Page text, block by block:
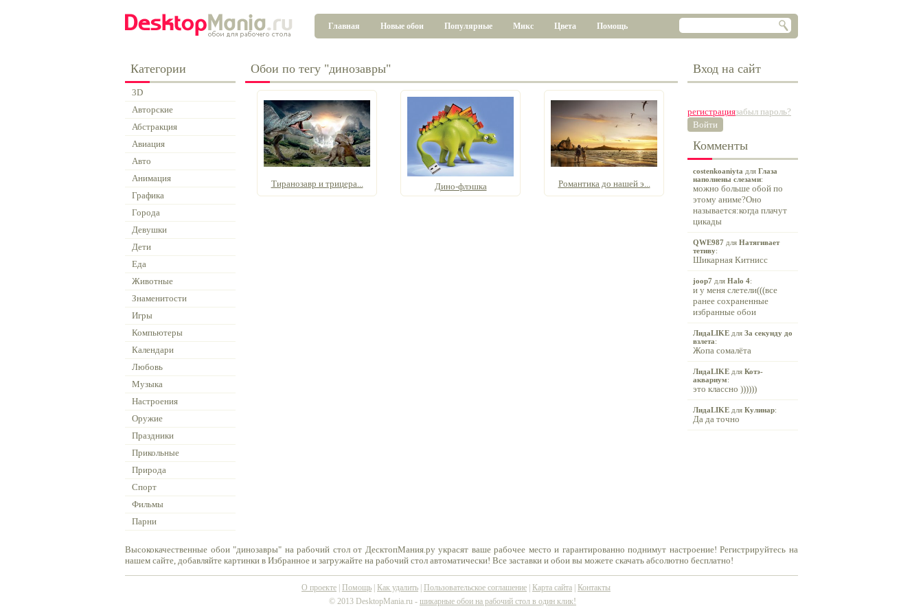
Главная Новые обои Популярные Микс Цвета Помощь
Категории
3D
Авторские
Абстракция
Авиация
Авто
Анимация
Графика
Города
Девушки
Дети
Еда
Животные
Знаменитости
Игры
Компьютеры
Календари
Любовь
Музыка
Настроения
Оружие
Праздники
Прикольные
Природа
Спорт
Фильмы
Парни
Обои по тегу "динозавры"
Тиранозавр и трицера... Дино-флэшка Романтика до нашей э...
Вход на сайт
регистрациязабыл пароль?
Войти
Комменты
costenkoaniyta для Глаза
наполнены слезами:
можно больше обой по
этому аниме?Оно
называется:когда плачут
цикады
QWE987 для Натягивает
тетиву:
Шикарная Китнисс
joop7 для Halo 4:
и у меня слетели(((все
ранее сохраненные
избранные обои
ЛидаLIKE для За секунду до
взлета:
Жопа сомалёта
ЛидаLIKE для Котэ-
аквариум:
это классно ))))))
ЛидаLIKE для Кулинар:
Да да точно
Высококачественные обои "динозавры" на рабочий стол от ДесктопМания.ру украсят ваше рабочее место и гарантированно поднимут настроение! Регистрируйтесь на
нашем сайте, добавляйте картинки в Избранное и загружайте на рабочий стол автоматически! Все заставки и обои вы можете скачать абсолютно бесплатно!
О проекте Помощь Как удалить Пользовательское соглашение Карта сайта
Контакты
© 2013 DesktopMania.ru - шикарные обои на рабочий стол в один клик!